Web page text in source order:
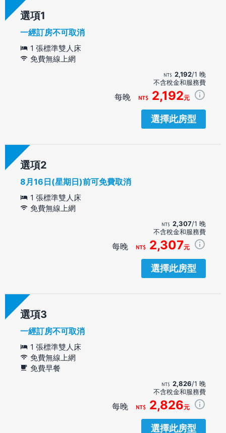
選項
一經訂房不可取消
1 張標準雙人床
免費無線上網
2,192/1 晚
不含稅金和服務費
每晚 2,192元
選擇此房型
選項
8月16日(星期日)前可免費取消
1 張標準雙人床
免費無線上網
2,307/1 晚
不含稅金和服務費
每晚 2,307元
選擇此房型
選項
一經訂房不可取消
1 張標準雙人床
免費無線上網
免費早餐
2,826/1 晚
不含稅金和服務費
每晚 2,826元
選擇此房型